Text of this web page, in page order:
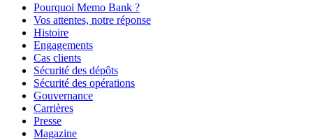
Pourquoi Memo Bank ?
Vos attentes, notre réponse
Histoire
Engagements
Cas clients
Sécurité des dépôts
Sécurité des opérations
Gouvernance
Carrières
Presse
Magazine